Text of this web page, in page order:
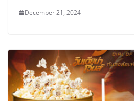
December 21, 2024